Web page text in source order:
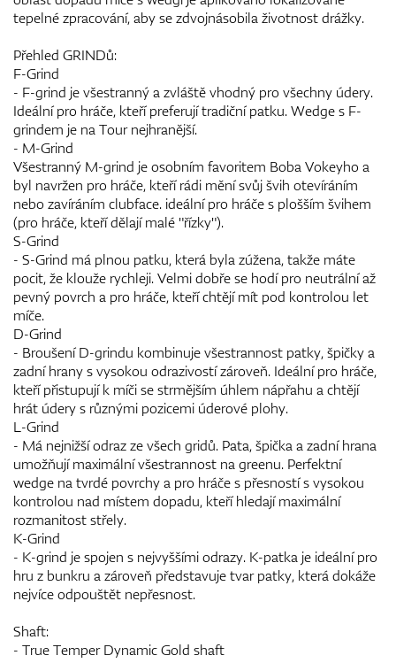
tepelné zpracování, aby se zdvojnásobila životnost drážky.
Přehled GRINDů:
F-Grind
- F-grind je všestranný a zvláště vhodný pro všechny údery.
Ideální pro hráče, kteří preferují tradiční patku. Wedge s F-
grindem je na Tour nejhranější.
- M-Grind
Všestranný M-grind je osobním favoritem Boba Vokeyho a
byl navržen pro hráče, kteří rádi mění svůj švih otevíráním
nebo zavíráním clubface. ideální pro hráče s plošším švihem
(pro hráče, kteří dělají malé "řízky").
S-Grind
- S-Grind má plnou patku, která byla zúžena, takže máte
pocit, že klouže rychleji. Velmi dobře se hodí pro neutrální až
pevný povrch a pro hráče, kteří chtějí mít pod kontrolou let
míče.
D-Grind
- Broušení D-grindu kombinuje všestrannost patky, špičky a
zadní hrany s vysokou odrazivostí zároveň. Ideální pro hráče,
kteří přistupují k míči se strmějším úhlem nápřahu a chtějí
hrát údery s různými pozicemi úderové plohy.
L-Grind
- Má nejnižší odraz ze všech gridů. Pata, špička a zadní hrana
umožňují maximální všestrannost na greenu. Perfektní
wedge na tvrdé povrchy a pro hráče s přesností s vysokou
kontrolou nad místem dopadu, kteří hledají maximální
rozmanitost střely.
K-Grind
- K-grind je spojen s nejvyššími odrazy. K-patka je ideální pro
hru z bunkru a zároveň představuje tvar patky, která dokáže
nejvíce odpouštět nepřesnost.
Shaft:
- True Temper Dynamic Gold shaft